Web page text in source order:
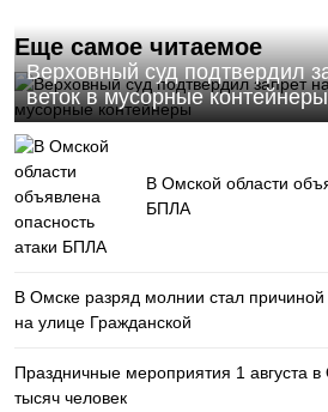
Еще самое читаемое
Верховный суд подтвердил
веток в мусорные контейнеры
В Омской области
БПЛА
В Омске разряд молнии стал
на улице Гражданской
Праздничные мероприятия 1 августа
тысяч человек